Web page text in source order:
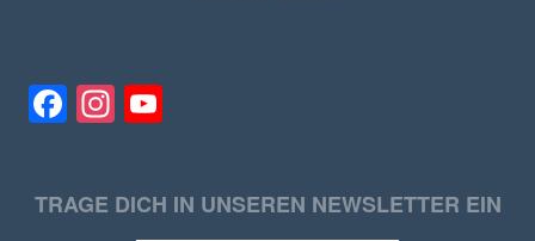
Facebook
Instagram
TRAGE DICH IN UNSEREN NEWSLETTER EIN